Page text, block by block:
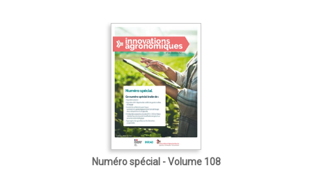
Numéro spécial - Volume 108